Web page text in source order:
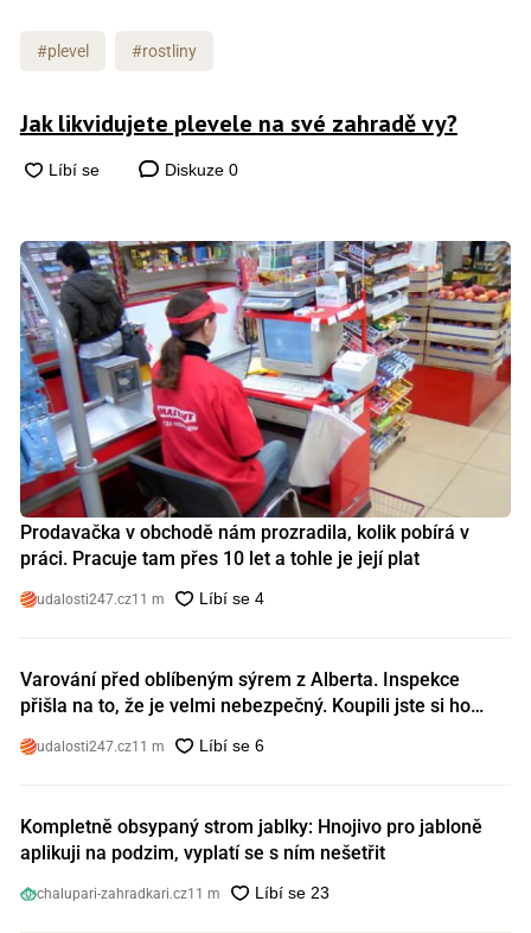
#plevel #rostliny
Jak likvidujete plevele na své zahradě vy?
Diskuze 0
Prodavačka v obchodě nám prozradila, kolik pobírá v
práci. Pracuje tam přes 10 let a tohle je její plat
udalosti247.cz11 m
Varování před oblíbeným sýrem z Alberta. Inspekce
přišla na to, že je velmi nebezpečný. Koupili jste si ho
udalosti247.cz11 m
Kompletně obsypaný strom jablky: Hnojivo pro jabloně
aplikuji na podzim, vyplatí se s ním nešetřit
chalupari-zahradkari.cz11 m